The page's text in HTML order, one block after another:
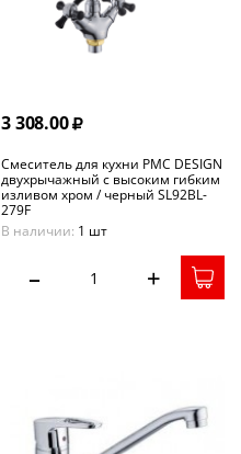
3 308.00
Смеситель для кухни РМС DESIGN
двухрычажный с высоким гибким
изливом хром / черный SL92BL-
279F
В наличии: 1 шт
– +